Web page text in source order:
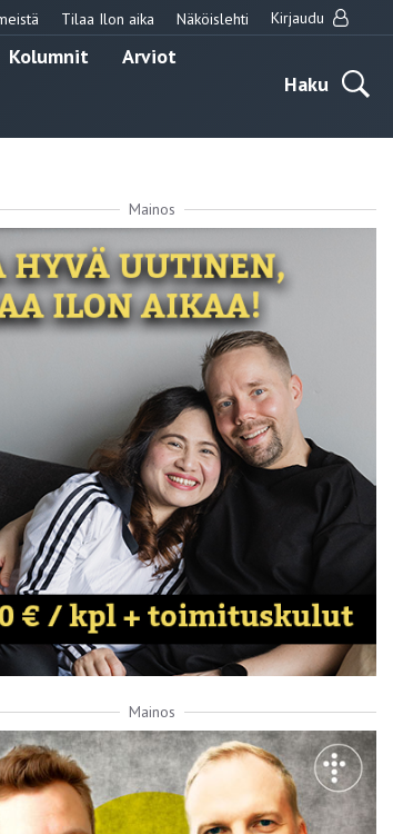
Tilaa Ilon aika Näköislehti Kirjaudu
Kolumnit
Arviot
Haku
Mainos
Mainos